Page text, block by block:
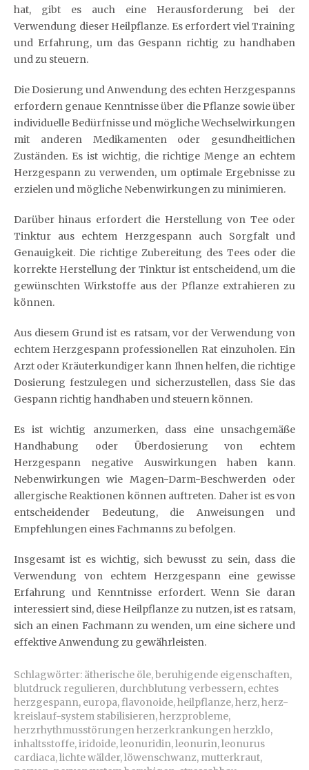
hat, gibt es auch eine Herausforderung bei der
Verwendung dieser Heilpflanze. Es erfordert viel Training
und Erfahrung, um das Gespann richtig zu handhaben
und zu steuern.
Die Dosierung und Anwendung des echten Herzgespanns
erfordern genaue Kenntnisse über die Pflanze sowie über
individuelle Bedürfnisse und mögliche Wechselwirkungen
mit anderen Medikamenten oder gesundheitlichen
Zuständen. Es ist wichtig, die richtige Menge an echtem
Herzgespann zu verwenden, um optimale Ergebnisse zu
erzielen und mögliche Nebenwirkungen zu minimieren.
Darüber hinaus erfordert die Herstellung von Tee oder
Tinktur aus echtem Herzgespann auch Sorgfalt und
Genauigkeit. Die richtige Zubereitung des Tees oder die
korrekte Herstellung der Tinktur ist entscheidend, um die
gewünschten Wirkstoffe aus der Pflanze extrahieren zu
können.
Aus diesem Grund ist es ratsam, vor der Verwendung von
echtem Herzgespann professionellen Rat einzuholen. Ein
Arzt oder Kräuterkundiger kann Ihnen helfen, die richtige
Dosierung festzulegen und sicherzustellen, dass Sie das
Gespann richtig handhaben und steuern können.
Es ist wichtig anzumerken, dass eine unsachgemäße
Handhabung oder Überdosierung von echtem
Herzgespann negative Auswirkungen haben kann.
Nebenwirkungen wie Magen-Darm-Beschwerden oder
allergische Reaktionen können auftreten. Daher ist es von
entscheidender Bedeutung, die Anweisungen und
Empfehlungen eines Fachmanns zu befolgen.
Insgesamt ist es wichtig, sich bewusst zu sein, dass die
Verwendung von echtem Herzgespann eine gewisse
Erfahrung und Kenntnisse erfordert. Wenn Sie daran
interessiert sind, diese Heilpflanze zu nutzen, ist es ratsam,
sich an einen Fachmann zu wenden, um eine sichere und
effektive Anwendung zu gewährleisten.
Schlagwörter: ätherische öle,beruhigende eigenschaften,
blutdruck regulieren, durchblutung verbessern, echtes
herzgespann, europa,flavonoide,heilpflanze,herz,herz-
kreislauf-system stabilisieren,herzprobleme,
herzrhythmusstörungen herzerkrankungen herzklo,
inhaltsstoffe,iridoide,leonuridin,leonurin,leonurus
cardiaca,lichte wälder,löwenschwanz, mutterkraut,